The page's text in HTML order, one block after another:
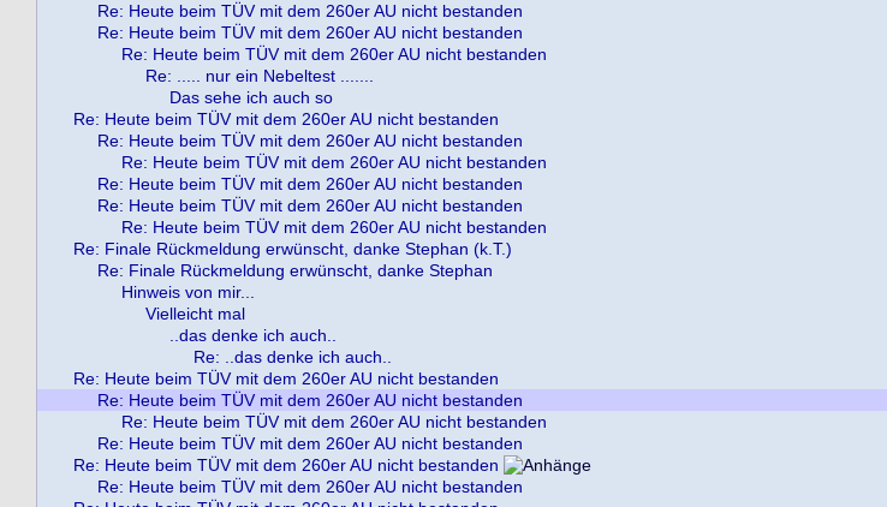
Re: Heute beim TÜV mit dem 260er AU nicht bestanden
Re: Heute beim TÜV mit dem 260er AU nicht bestanden
Re: Heute beim TÜV mit dem 260er AU nicht bestanden
Re: ..... nur ein Nebeltest .......
Das sehe ich auch so
Re: Heute beim TÜV mit dem 260er AU nicht bestanden
Re: Heute beim TÜV mit dem 260er AU nicht bestanden
Re: Heute beim TÜV mit dem 260er AU nicht bestanden
Re: Heute beim TÜV mit dem 260er AU nicht bestanden
Re: Heute beim TÜV mit dem 260er AU nicht bestanden
Re: Heute beim TÜV mit dem 260er AU nicht bestanden
Re: Finale Rückmeldung erwünscht, danke Stephan (k.T.)
Re: Finale Rückmeldung erwünscht, danke Stephan
Hinweis von mir...
Vielleicht mal
..das denke ich auch..
Re: ..das denke ich auch..
Re: Heute beim TÜV mit dem 260er AU nicht bestanden
Re: Heute beim TÜV mit dem 260er AU nicht bestanden
Re: Heute beim TÜV mit dem 260er AU nicht bestanden
Re: Heute beim TÜV mit dem 260er AU nicht bestanden
Re: Heute beim TÜV mit dem 260er AU nicht bestanden
Re: Heute beim TÜV mit dem 260er AU nicht bestanden